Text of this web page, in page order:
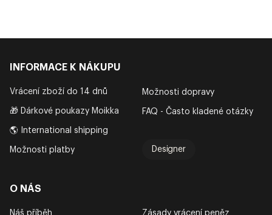
INFORMACE K NÁKUPU
Vrácení zboží do 14 dnů
🎁 Dárkové poukazy Moikka
🌎 International shipping
Možnosti platby
Možnosti dopravy
FAQ - Často kladené otázky
Designer
O NÁS
Náš příběh Zásady vrácení peněz